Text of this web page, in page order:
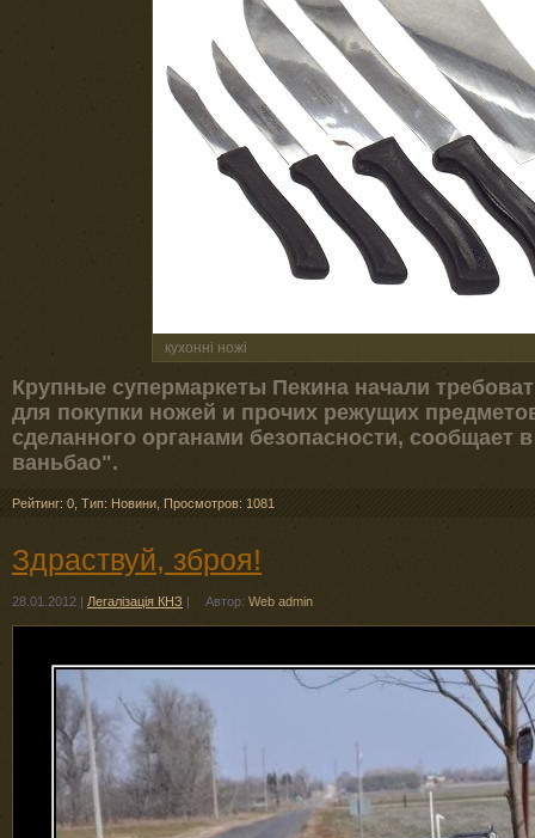
кухонні ножі
Крупные супермаркеты Пекина начали
для покупки ножей и прочих режущих
сделанного органами безопасности, сообщает
ваньбао".
Рейтинг: 0 Тип: Новини Просмотров: 1081
Здраствуй, зброя!
28.01.2012 | Легалізація КНЗ | Автор: Web admin